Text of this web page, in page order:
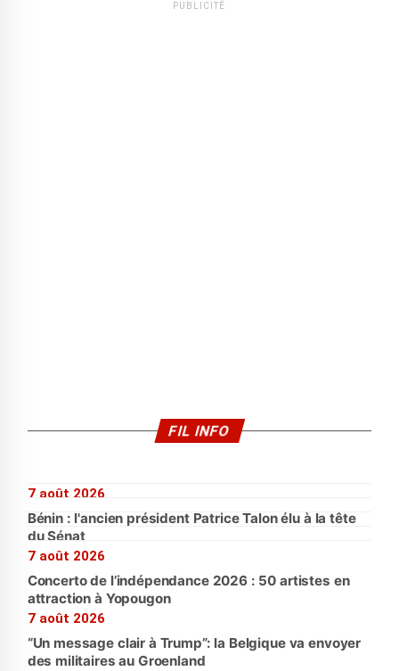
PUBLICITÉ
FIL INFO
7 août 2026
Bénin : l'ancien président Patrice Talon élu à la tête
du Sénat
7 août 2026
Concerto de l’indépendance 2026 : 50 artistes en
attraction à Yopougon
7 août 2026
“Un message clair à Trump”: la Belgique va envoyer
des militaires au Groenland